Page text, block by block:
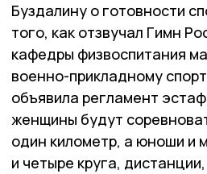
Буздалину о готовности
того, как отзвучал Гимн
кафедры физвоспитания
военно-прикладному
объявила регламент
женщины будут
один километр, а юноши и
и четыре круга,